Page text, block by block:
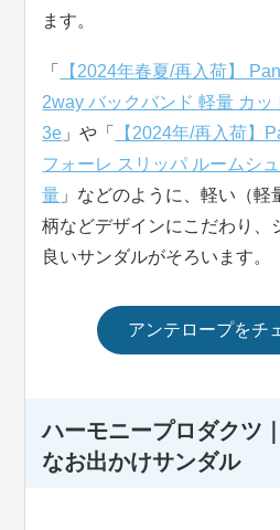
ます。
「
【2024年春夏/再入荷】
2way バックバンド 軽量 カッ
3e 」や「
【2024年/再入荷】
フォーレ スリッパ ルームシ
量 」などのように、軽い（
柄などデザインにこだわり、
良いサンダルがそろいます。
アンテロープをチ
ハーモニープロダクツ
なお出かけサンダル